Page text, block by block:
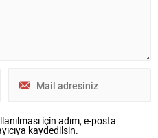
için adım, e-posta
kaydedilsin.